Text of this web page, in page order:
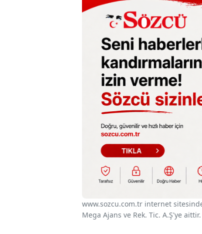
www.sozcu.com.tr internet
Mega Ajans ve Rek. Tic. A.Ş'ye